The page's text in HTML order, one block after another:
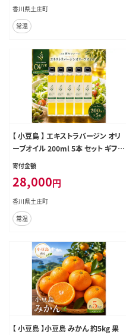
食用油 ヘルシー 健康 香川 香川県
土庄 土庄町
香川県土庄町
常温
【 小豆島 】 エキストラバージン オリ
ーブオイル 200ml 5本 セット ギフト
贈答用 詰め合わせ 食用油 パスタ サ
ペイン 土庄町
寄付金額
28,000円
香川県土庄町
常温
【 小豆島 】小豆島 みかん 約5kg 果